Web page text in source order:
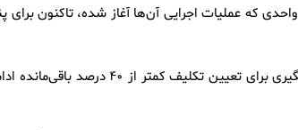
مجیدی با اشاره به روند پرداخت تسهیلات بانکی نیز گفت: از مجموع هشت هزار و ۵۳۷ واحدی که عملیات اجرایی آن‌ها آغاز شده، تاکنون
وی افزود: به این ترتیب بیش از ۶۰ درصد متقاضیان به شبکه بانکی متصل شده‌اند و پیگیری برای تعیین تکلیف کمتر از ۴۰ درصد